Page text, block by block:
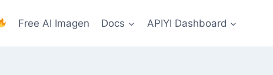
Free AI Imagen Docs APIYI Dashboard